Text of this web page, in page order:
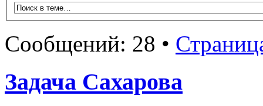
Сообщений: 28 •
Задача Сахарова